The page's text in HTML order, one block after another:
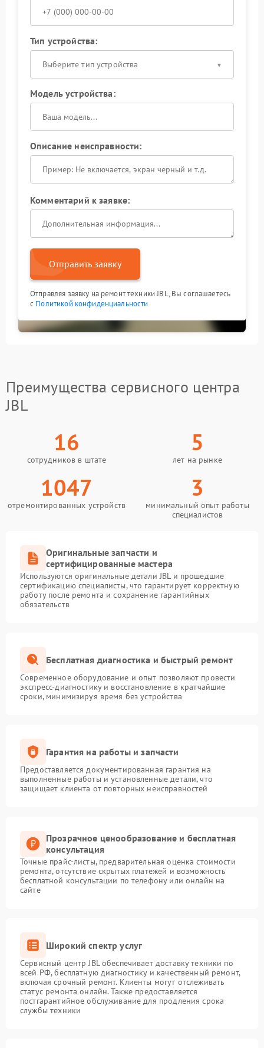
Тип устройства:
Выберите тип устройства
Модель устройства:
Описание неисправности:
Комментарий к заявке:
Отправить заявку
Отправляя заявку на ремонт техники JBL, Вы соглашаетесь
с Политикой конфиденциальности
Преимущества сервисного центра
JBL
16
сотрудников в штате
5
лет на рынке
1047
отремонтированных устройств
3
минимальный опыт работы
специалистов
Оригинальные запчасти и
сертифицированные мастера
Используются оригинальные детали JBL и прошедшие
сертификацию специалисты, что гарантирует корректную
работу после ремонта и сохранение гарантийных
обязательств
Бесплатная диагностика и быстрый ремонт
Современное оборудование и опыт позволяют провести
экспресс-диагностику и восстановление в кратчайшие
сроки, минимизируя время без устройства
Гарантия на работы и запчасти
Предоставляется документированная гарантия на
выполненные работы и установленные детали, что
защищает клиента от повторных неисправностей
Прозрачное ценообразование и бесплатная
консультация
Точные прайс-листы, предварительная оценка стоимости
ремонта, отсутствие скрытых платежей и возможность
бесплатной консультации по телефону или онлайн на
сайте
Широкий спектр услуг
Сервисный центр JBL обеспечивает доставку техники по
всей РФ, бесплатную диагностику и качественный ремонт,
включая срочный ремонт. Клиенты могут отслеживать
статус ремонта онлайн. Также предоставляется
постгарантийное обслуживание для продления срока
службы техники